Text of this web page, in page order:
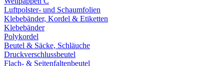
Luftpolster- und Schaumfolien
Klebebänder, Kordel & Etiketten
Klebebänder
Polykordel
Beutel & Säcke, Schläuche
Druckverschlussbeutel
Flach- & Seitenfaltenbeutel